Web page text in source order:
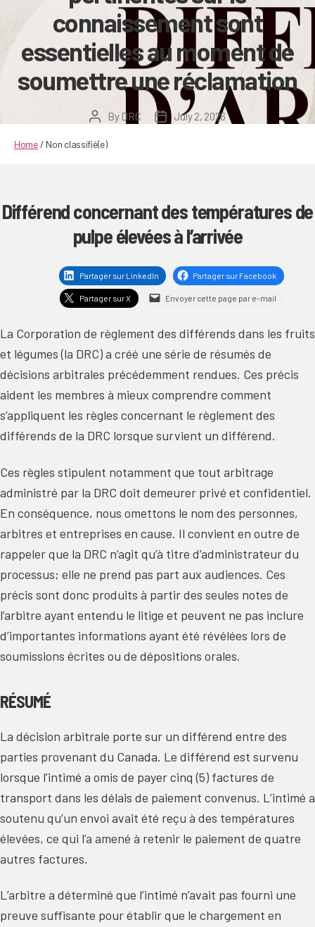
connaissement sont
essentielles au moment de
soumettre une réclamation
PostBy DRC
PostJuly 2, 2026
Home/ Non classifié(e)
Différend concernant des températures de
pulpe élevées à l’arrivée
Partager sur LinkedIn Partager sur Facebook
Partager sur X Envoyer cette page par e-mail
La Corporation de règlement des différends dans les fruits
et légumes (la DRC) a créé une série de résumés de
décisions arbitrales précédemment rendues. Ces précis
aident les membres à mieux comprendre comment
s’appliquent les règles concernant le règlement des
différends de la DRC lorsque survient un différend.
Ces règles stipulent notamment que tout arbitrage
administré par la DRC doit demeurer privé et confidentiel.
En conséquence, nous omettons le nom des personnes,
arbitres et entreprises en cause. Il convient en outre de
rappeler que la DRC n’agit qu’à titre d’administrateur du
processus; elle ne prend pas part aux audiences. Ces
précis sont donc produits à partir des seules notes de
l’arbitre ayant entendu le litige et peuvent ne pas inclure
d’importantes informations ayant été révélées lors de
soumissions écrites ou de dépositions orales.
RÉSUMÉ
La décision arbitrale porte sur un différend entre des
parties provenant du Canada. Le différend est survenu
lorsque l’intimé a omis de payer cinq (5) factures de
transport dans les délais de paiement convenus. L’intimé a
soutenu qu’un envoi avait été reçu à des températures
élevées, ce qui l’a amené à retenir le paiement de quatre
autres factures.
L’arbitre a déterminé que l’intimé n’avait pas fourni une
preuve suffisante pour établir que le chargement en